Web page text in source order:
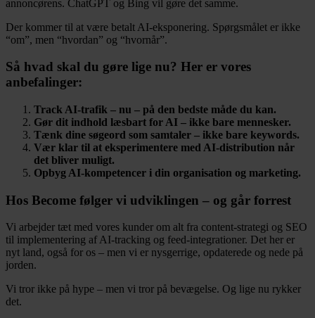
annoncørens. ChatGPT og Bing vil gøre det samme.
Der kommer til at være betalt AI-eksponering. Spørgsmålet er ikke
“om”, men “hvordan” og “hvornår”.
Så hvad skal du gøre lige nu? Her er vores
anbefalinger:
Track AI-trafik – nu – på den bedste måde du kan.
Gør dit indhold læsbart for AI – ikke bare mennesker.
Tænk dine søgeord som samtaler – ikke bare keywords.
Vær klar til at eksperimentere med AI-distribution når
det bliver muligt.
Opbyg AI-kompetencer i din organisation og marketing.
Hos Become følger vi udviklingen – og går forrest
Vi arbejder tæt med vores kunder om alt fra content-strategi og SEO
til implementering af AI-tracking og feed-integrationer. Det her er
nyt land, også for os – men vi er nysgerrige, opdaterede og nede på
jorden.
Vi tror ikke på hype – men vi tror på bevægelse. Og lige nu rykker
det.